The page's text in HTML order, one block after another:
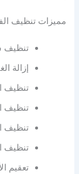
مميزات تنظيف
تنظيف
إزالة
تنظيف
تنظيف
تنظيف
تنظيف
تعقيم